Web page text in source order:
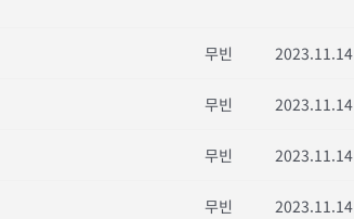
무빈 2023.11.14
무빈 2023.11.14
무빈 2023.11.14
무빈 2023.11.14